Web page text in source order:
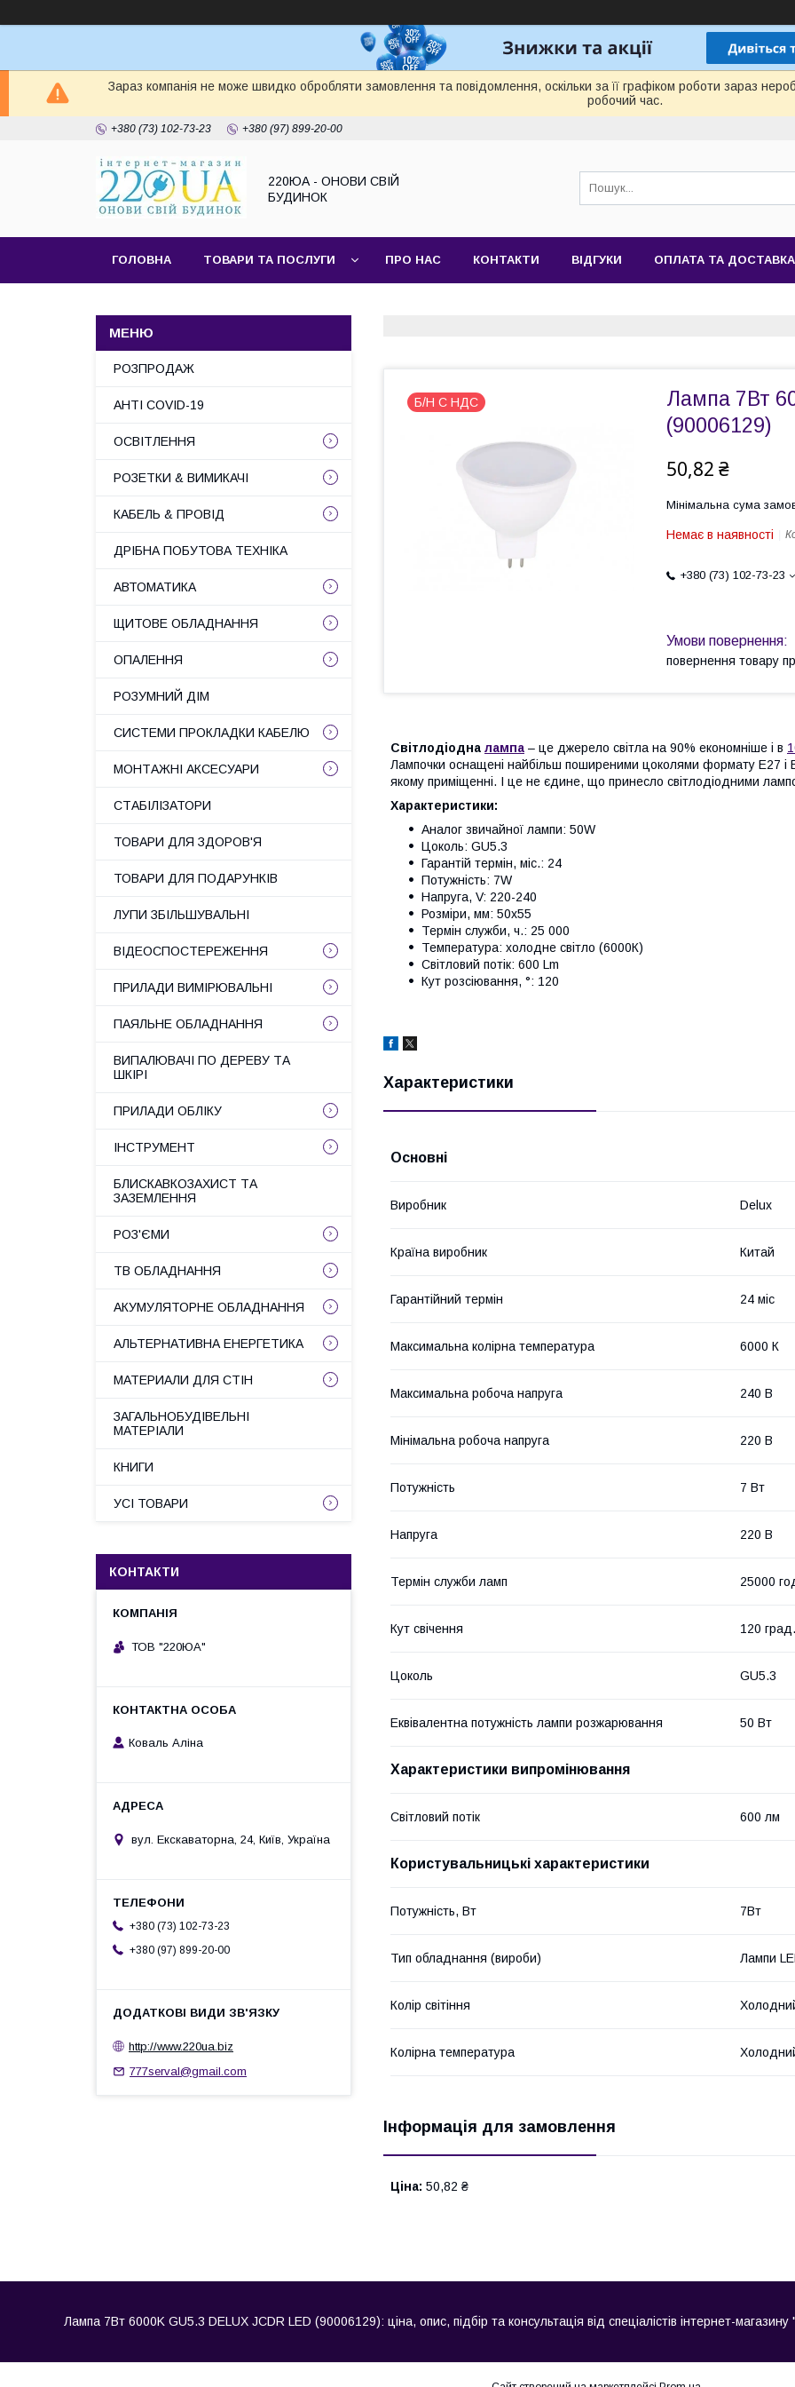
Зараз компанія не може швидко обробляти замовлення та повідомлення, оскільки за її графіком роботи зараз
робочий час.
+380 (73) 102-73-23 +380 (97) 899-20-00
220ЮА - ОНОВИ СВІЙ
БУДИНОК
ГОЛОВНА ТОВАРИ ТА ПОСЛУГИ ПРО НАС КОНТАКТИ ВІДГУКИ ОПЛАТА ТА ДОСТАВКА
Б/Н С НДС
Лампа 7Вт
(90006129)
50,82 ₴
Мінімальна сума
Немає в наявності
+380 (73) 102-73-23
повернення товару
Світлодіодна лампа – це джерело світла на 90% економніше і в
Лампочки оснащені найбільш поширеними цоколями формату Е27 і
якому приміщенні. І це не єдине, що принесло світлодіодними
Характеристики:
Аналог звичайної лампи: 50W
Цоколь: GU5.3
Гарантій термін, міс.: 24
Потужність: 7W
Напруга, V: 220-240
Розміри, мм: 50x55
Термін служби, ч.: 25 000
Температура: холодне світло (6000К)
Світловий потік: 600 Lm
Кут розсіювання, °: 120
Характеристики
Основні
Виробник Delux
Країна виробник Китай
Гарантійний термін 24 міс
Максимальна колірна температура 6000 К
Максимальна робоча напруга 240 В
Мінімальна робоча напруга 220 В
Потужність 7 Вт
Напруга 220 В
Термін служби ламп 25000
Кут свічення 120 град.
Цоколь GU5.3
Еквівалентна потужність лампи розжарювання 50 Вт
Характеристики випромінювання
Світловий потік 600 лм
Користувальницькі характеристики
Потужність, Вт 7Вт
Тип обладнання (вироби) Лампи
Колір світіння
Колірна температура
Інформація для замовлення
Ціна: 50,82 ₴
РОЗПРОДАЖ
АНТІ COVID-19
ОСВІТЛЕННЯ
РОЗЕТКИ & ВИМИКАЧІ
КАБЕЛЬ & ПРОВІД
ДРІБНА ПОБУТОВА ТЕХНІКА
АВТОМАТИКА
ЩИТОВЕ ОБЛАДНАННЯ
ОПАЛЕННЯ
РОЗУМНИЙ ДІМ
СИСТЕМИ ПРОКЛАДКИ КАБЕЛЮ
МОНТАЖНІ АКСЕСУАРИ
СТАБІЛІЗАТОРИ
ТОВАРИ ДЛЯ ЗДОРОВ'Я
ТОВАРИ ДЛЯ ПОДАРУНКІВ
ЛУПИ ЗБІЛЬШУВАЛЬНІ
ВІДЕОСПОСТЕРЕЖЕННЯ
ПРИЛАДИ ВИМІРЮВАЛЬНІ
ПАЯЛЬНЕ ОБЛАДНАННЯ
ВИПАЛЮВАЧІ ПО ДЕРЕВУ ТА
ШКІРІ
ПРИЛАДИ ОБЛІКУ
ІНСТРУМЕНТ
БЛИСКАВКОЗАХИСТ ТА
ЗАЗЕМЛЕННЯ
РОЗ'ЄМИ
ТВ ОБЛАДНАННЯ
АКУМУЛЯТОРНЕ ОБЛАДНАННЯ
АЛЬТЕРНАТИВНА ЕНЕРГЕТИКА
МАТЕРИАЛИ ДЛЯ СТІН
ЗАГАЛЬНОБУДІВЕЛЬНІ
МАТЕРІАЛИ
КНИГИ
УСІ ТОВАРИ
КОНТАКТИ
ТОВ "220ЮА"
Коваль Аліна
вул. Екскаваторна, 24, Київ, Україна
+380 (73) 102-73-23
+380 (97) 899-20-00
http://www.220ua.biz
777serval@gmail.com
Лампа 7Вт 6000K GU5.3 DELUX JCDR LED (90006129): ціна, опис, підбір та консультація від спеціалістів інтернет-магазину